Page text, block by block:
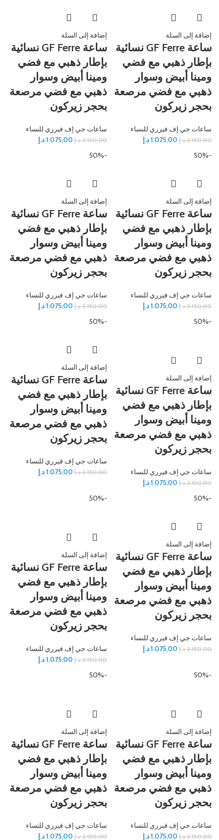
إضافة إلى السلة
ساعة GF Ferre نسائية
بإطار ذهبي مع فضي
ومينا أبيض وسوار
ذهبي مع فضي مرصعة
بحجر زيركون
ساعات جي إف فيرري للنساء
2.150,00 د.إ 1.075,00د.إ
إضافة إلى السلة
ساعة GF Ferre نسائية
بإطار ذهبي مع فضي
ومينا أبيض وسوار
ذهبي مع فضي مرصعة
بحجر زيركون
ساعات جي إف فيرري للنساء
2.150,00 د.إ 1.075,00د.إ
-50%
إضافة إلى السلة
ساعة GF Ferre نسائية
بإطار ذهبي مع فضي
ومينا أبيض وسوار
ذهبي مع فضي مرصعة
بحجر زيركون
ساعات جي إف فيرري للنساء
2.150,00 د.إ 1.075,00د.إ
-50%
إضافة إلى السلة
ساعة GF Ferre نسائية
بإطار ذهبي مع فضي
ومينا أبيض وسوار
ذهبي مع فضي مرصعة
بحجر زيركون
ساعات جي إف فيرري للنساء
2.150,00 د.إ 1.075,00د.إ
-50%
إضافة إلى السلة
ساعة GF Ferre نسائية
بإطار ذهبي مع فضي
ومينا أبيض وسوار
ذهبي مع فضي مرصعة
بحجر زيركون
ساعات جي إف فيرري للنساء
2.150,00 د.إ 1.075,00د.إ
-50%
إضافة إلى السلة
ساعة GF Ferre نسائية
بإطار ذهبي مع فضي
ومينا أبيض وسوار
ذهبي مع فضي مرصعة
بحجر زيركون
ساعات جي إف فيرري للنساء
2.150,00 د.إ 1.075,00د.إ
-50%
إضافة إلى السلة
ساعة GF Ferre نسائية
بإطار ذهبي مع فضي
ومينا أبيض وسوار
ذهبي مع فضي مرصعة
بحجر زيركون
ساعات جي إف فيرري للنساء
2.150,00 د.إ 1.075,00د.إ
-50%
إضافة إلى السلة
ساعة GF Ferre نسائية
بإطار ذهبي مع فضي
ومينا أبيض وسوار
ذهبي مع فضي مرصعة
بحجر زيركون
ساعات جي إف فيرري للنساء
2.150,00 د.إ 1.075,00د.إ
-50%
إضافة إلى السلة
ساعة GF Ferre نسائية
بإطار ذهبي مع فضي
ومينا أبيض وسوار
ذهبي مع فضي مرصعة
بحجر زيركون
ساعات جي إف فيرري للنساء
2.150,00 د.إ 1.075,00د.إ
-50%
إضافة إلى السلة
ساعة GF Ferre نسائية
بإطار ذهبي مع فضي
ومينا أبيض وسوار
ذهبي مع فضي مرصعة
بحجر زيركون
ساعات جي إف فيرري للنساء
2.150,00 د.إ 1.075,00د.إ